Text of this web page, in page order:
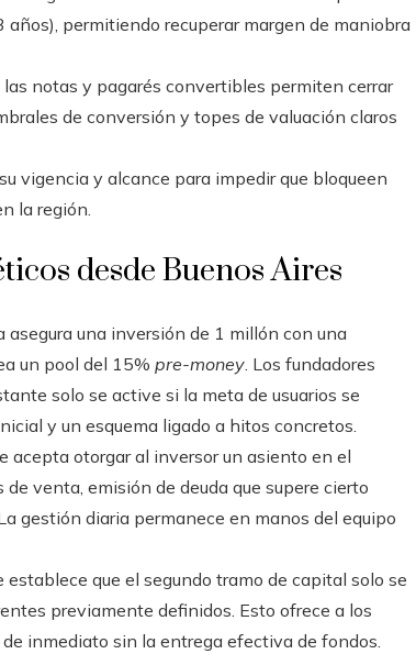
permitiendo recuperar margen de maniobra
las notas y pagarés convertibles permiten cerrar
de conversión y topes de valuación claros
vigencia y alcance para impedir que bloqueen
la región.
desde Buenos Aires
una inversión de 1 millón con una
un pool del 15% pre-money. Los fundadores
solo se active si la meta de usuarios se
y un esquema ligado a hitos concretos.
acepta otorgar al inversor un asiento en el
venta, emisión de deuda que supere cierto
gestión diaria permanece en manos del equipo
establece que el segundo tramo de capital solo se
previamente definidos. Esto ofrece a los
inmediato sin la entrega efectiva de fondos.